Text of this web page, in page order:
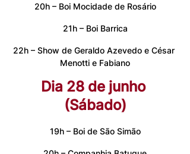
20h – Boi Mocidade de Rosário
21h – Boi Barrica
22h – Show de Geraldo Azevedo e César
Menotti e Fabiano
Dia 28 de junho
(Sábado)
19h – Boi de São Simão